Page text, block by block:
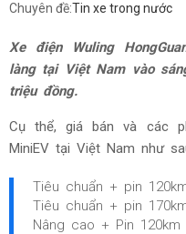
Chuyên đề:Tin xe trong nước
Xe điện Wuling
làng tại Việt Nam vào
triệu đồng.
Cụ thể, giá bán và các
MiniEV tại Việt Nam như
Tiêu chuẩn + pin
Tiêu chuẩn + pin
Nâng cao + Pin 120km